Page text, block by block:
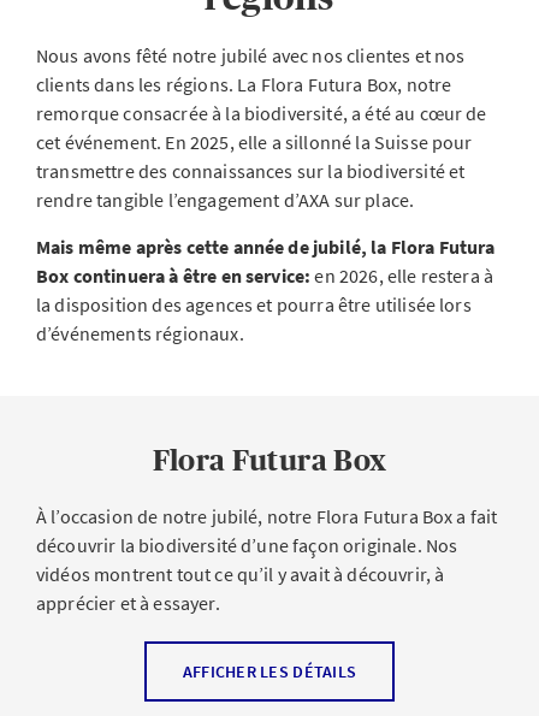
Nous avons fêté notre jubilé avec nos clientes et nos
clients dans les régions. La Flora Futura Box, notre
remorque consacrée à la biodiversité, a été au cœur de
cet événement. En 2025, elle a sillonné la Suisse pour
transmettre des connaissances sur la biodiversité et
rendre tangible l’engagement d’AXA sur place.
Mais même après cette année de jubilé, la Flora Futura
Box continuera à être en service: en 2026, elle restera à
la disposition des agences et pourra être utilisée lors
d’événements régionaux.
Flora Futura Box
À l’occasion de notre jubilé, notre Flora Futura Box a fait
découvrir la biodiversité d’une façon originale. Nos
vidéos montrent tout ce qu’il y avait à découvrir, à
apprécier et à essayer.
AFFICHER LES DÉTAILS